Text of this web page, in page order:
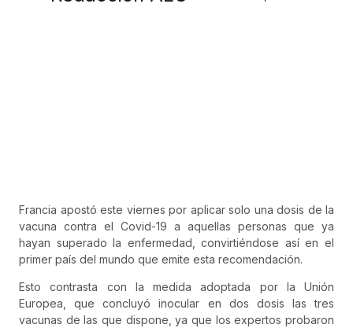
Francia apostó este viernes por aplicar solo una dosis de la
vacuna contra el Covid-19 a aquellas personas que ya
hayan superado la enfermedad, convirtiéndose así en el
primer país del mundo que emite esta recomendación.
Esto contrasta con la medida adoptada por la Unión
Europea, que concluyó inocular en dos dosis las tres
vacunas de las que dispone, ya que los expertos probaron